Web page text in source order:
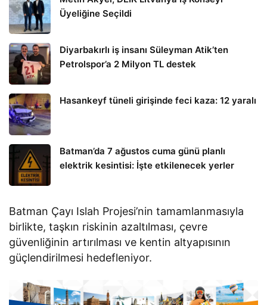
Üyeliğine Seçildi
Diyarbakırlı iş insanı Süleyman Atik’ten
Petrolspor’a 2 Milyon TL destek
Hasankeyf tüneli girişinde feci kaza: 12 yaralı
Batman’da 7 ağustos cuma günü planlı
elektrik kesintisi: İşte etkilenecek yerler
Batman Çayı Islah Projesi’nin tamamlanmasıyla
birlikte, taşkın riskinin azaltılması, çevre
güvenliğinin artırılması ve kentin altyapısının
güçlendirilmesi hedefleniyor.